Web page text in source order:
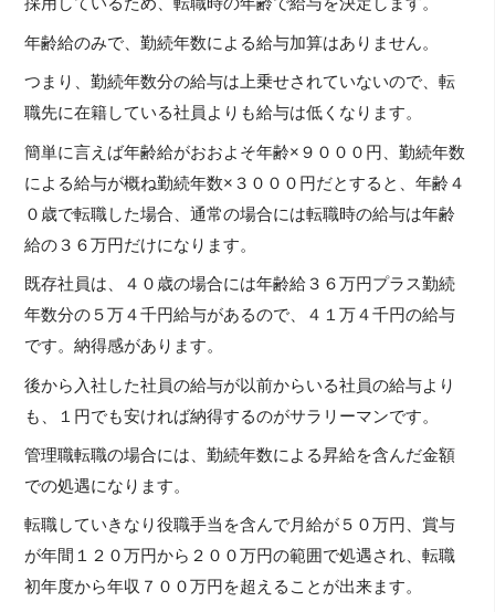
採用しているため、転職時の年齢で給与を決定します。
年齢給のみで、勤続年数による給与加算はありません。
つまり、勤続年数分の給与は上乗せされていないので、転
職先に在籍している社員よりも給与は低くなります。
簡単に言えば年齢給がおおよそ年齢×９０００円、勤続年数
による給与が概ね勤続年数×３０００円だとすると、年齢４
０歳で転職した場合、通常の場合には転職時の給与は年齢
給の３６万円だけになります。
既存社員は、４０歳の場合には年齢給３６万円プラス勤続
年数分の５万４千円給与があるので、４１万４千円の給与
です。納得感があります。
後から入社した社員の給与が以前からいる社員の給与より
も、１円でも安ければ納得するのがサラリーマンです。
管理職転職の場合には、勤続年数による昇給を含んだ金額
での処遇になります。
転職していきなり役職手当を含んで月給が５０万円、賞与
が年間１２０万円から２００万円の範囲で処遇され、転職
初年度から年収７００万円を超えることが出来ます。